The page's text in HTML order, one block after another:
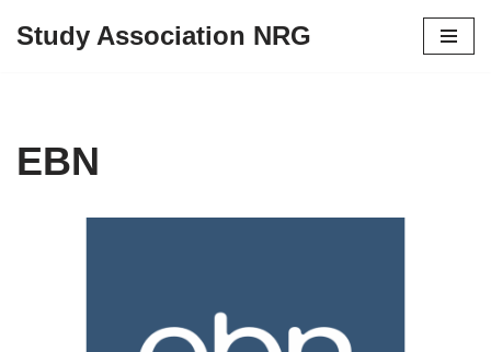
Study Association NRG
EBN